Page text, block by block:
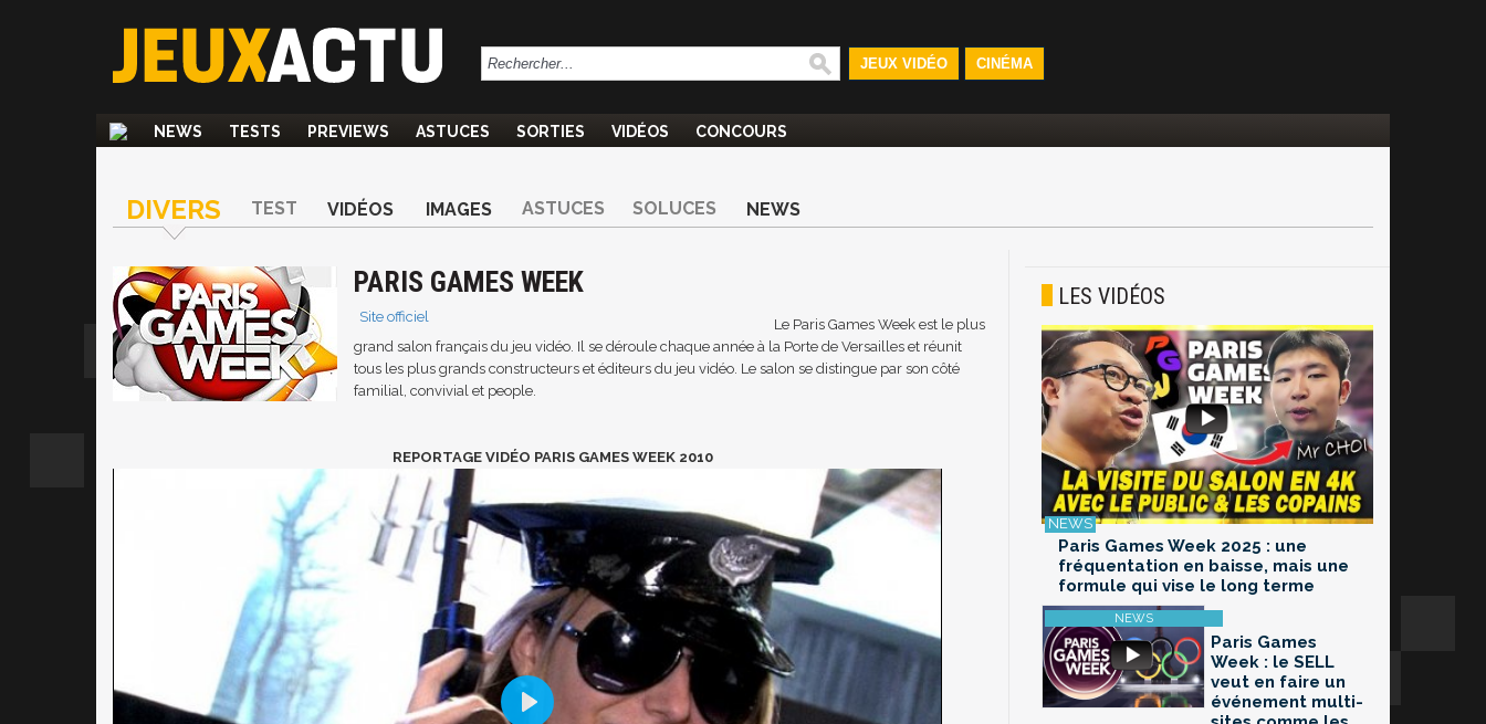
JEUX VIDÉO CINÉMA
NEWS TESTS PREVIEWS ASTUCES SORTIES VIDÉOS CONCOURS
DIVERS TEST VIDÉOS IMAGES ASTUCES SOLUCES NEWS
PARIS GAMES WEEK
Site officiel
Le Paris Games Week est le plus
grand salon français du jeu vidéo. Il se déroule chaque année à la Porte de Versailles et réunit
tous les plus grands constructeurs et éditeurs du jeu vidéo. Le salon se distingue par son côté
familial, convivial et people.
REPORTAGE VIDÉO PARIS GAMES WEEK 2010
LES VIDÉOS
Paris Games Week 2025 : une
fréquentation en baisse, mais une
formule qui vise le long terme
Paris Games
Week : le SELL
veut en faire un
événement multi-